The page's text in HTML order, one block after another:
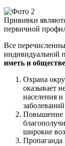
Прививки
первичной
Все
индивидуальной
иметь и
Охрана
оказывает
населения
Повышение
широкие
Пропаганда